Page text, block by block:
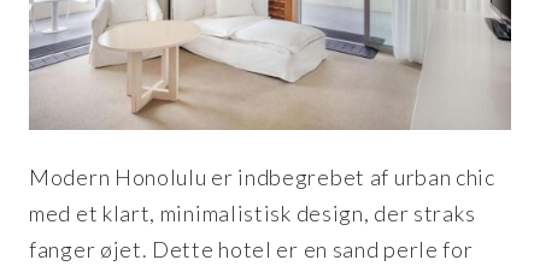
Modern Honolulu er indbegrebet af urban chic
med et klart, minimalistisk design, der straks
fanger øjet. Dette hotel er en sand perle for